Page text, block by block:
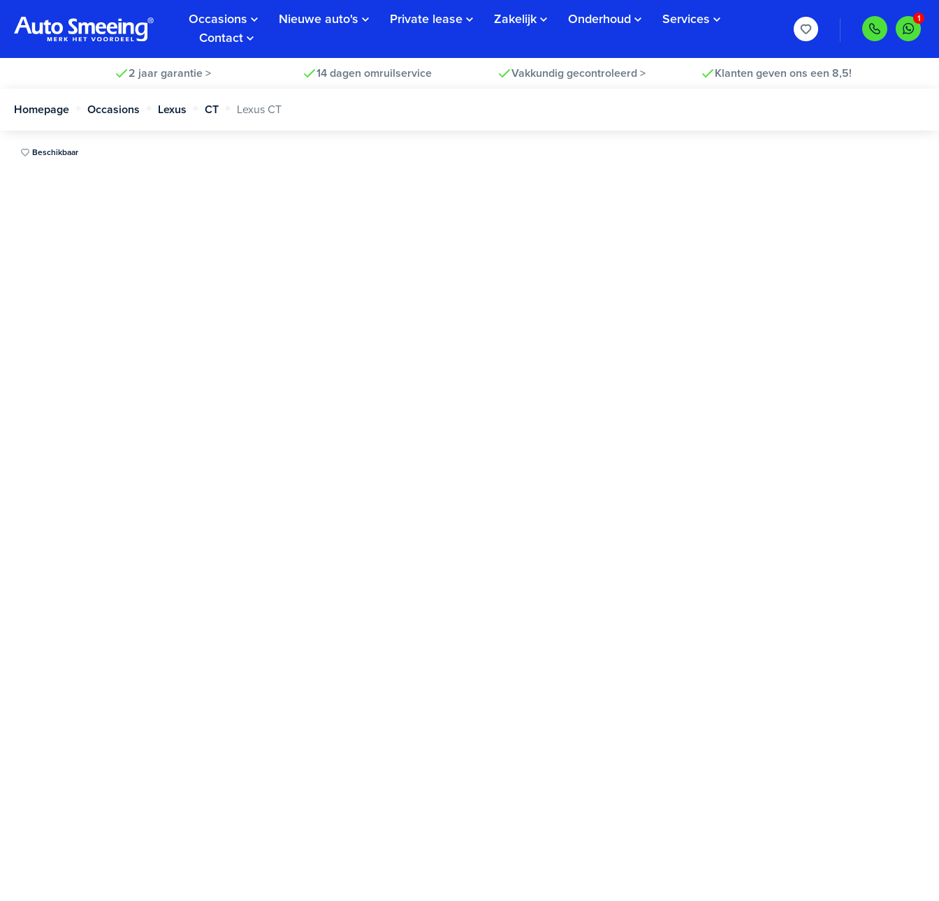
Occasions Nieuwe auto's Private lease Zakelijk Onderhoud
Services
Contact
2 jaar garantie > 14 dagen omruilservice Vakkundig gecontroleerd > Klanten geven ons een 8,5!
Homepage Occasions Lexus CT Lexus CT
Beschikbaar